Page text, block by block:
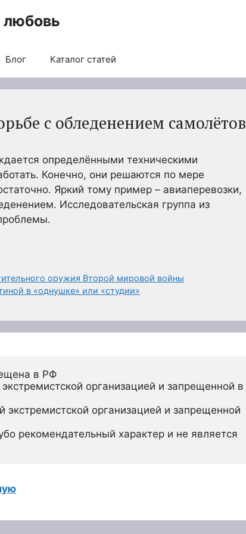
Блог Каталог статей
с обледенением самолётов
определёнными техническими
Конечно, они решаются по мере
Яркий тому пример – авиаперевозки,
Исследовательская группа из
оружия Второй мировой войны
в «однушке» или «студии»
в РФ
организацией и запрещенной в
организацией и запрещенной
рекомендательный характер и не является